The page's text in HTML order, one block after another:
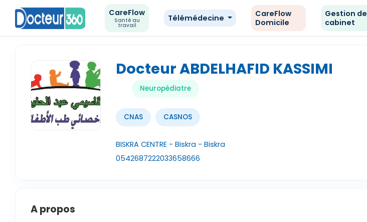
CareFlow
Santé au
travail
Télémédecine
CareFlow
Domicile
Gestion de
cabinet
Docteur ABDELHAFID KASSIMI
Neuropédiatre
CNAS CASNOS
BISKRA CENTRE - Biskra - Biskra
0542687222033658666
A propos